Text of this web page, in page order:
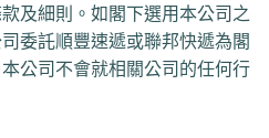
及細則。如閣下選用本公司之
委託順豐速遞或聯邦快遞為閣
公司不會就相關公司的任何行